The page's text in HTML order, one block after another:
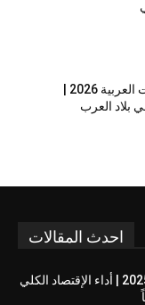
بلاد العرب
احدث المقالات
إجمالي الناتج المحلي 2025 | أداء الإقتصاد الكلي